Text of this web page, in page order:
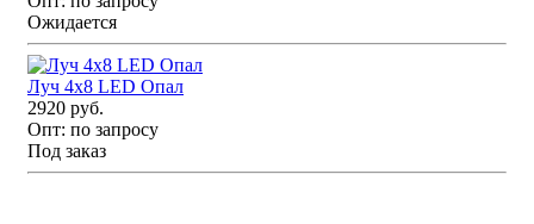
Ожидается
Луч 4х8 LED Опал
2920 руб.
Опт: по запросу
Под заказ